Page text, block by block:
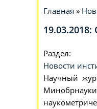
Главная »
Раздел:
Новости
Научный